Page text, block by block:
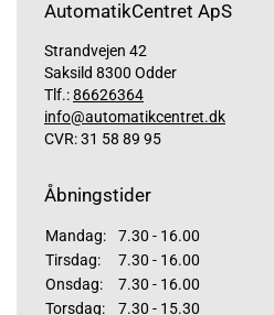
AutomatikCentret ApS
Strandvejen 42
Saksild 8300 Odder
Tlf.:86626364
info@automatikcentret.dk
CVR: 31 58 89 95
Åbningstider
Mandag:
7.30 - 16.00
Tirsdag:
7.30 - 16.00
Onsdag:
7.30 - 16.00
Torsdag:
7.30 - 15.30